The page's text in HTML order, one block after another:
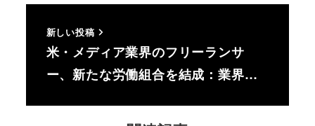
新しい投稿
米・メディア業界のフリーランサ
ー、新たな労働組合を結成：業界…